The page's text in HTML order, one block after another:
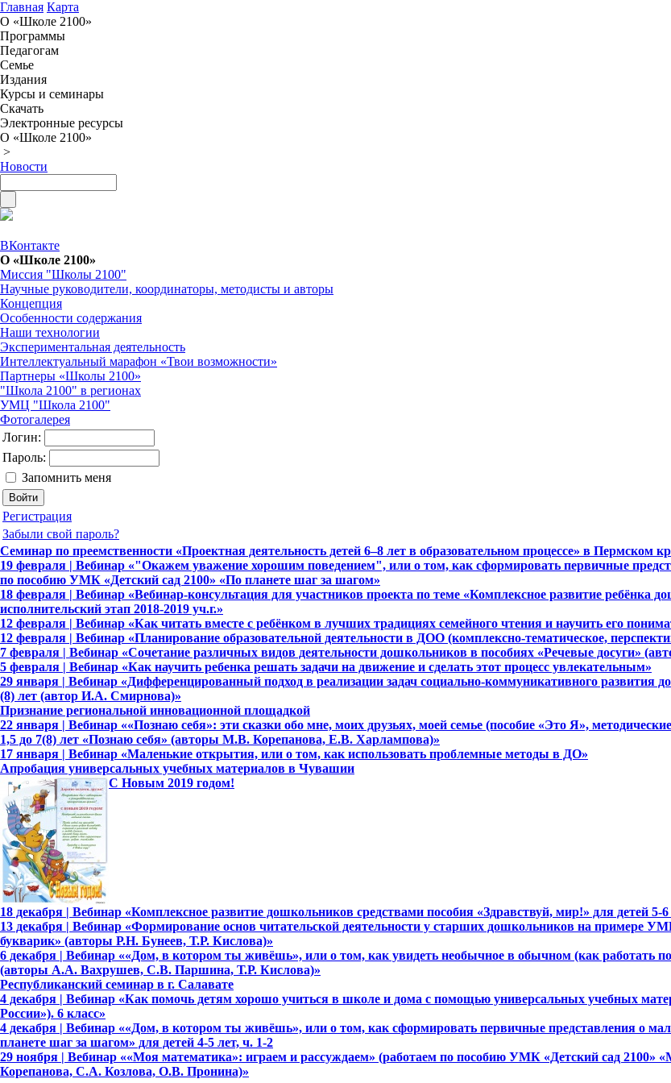
Главная Карта
О «Школе 2100»
Программы
Педагогам
Семье
Издания
Курсы и семинары
Скачать
Электронные ресурсы
О «Школе 2100»
>
Новости
ВКонтакте
О «Школе 2100»
Миссия "Школы 2100"
Научные руководители, координаторы, методисты и авторы
Концепция
Особенности содержания
Наши технологии
Экспериментальная деятельность
Интеллектуальный марафон «Твои возможности»
Партнеры «Школы 2100»
"Школа 2100" в регионах
УМЦ "Школа 2100"
Фотогалерея
Логин:
Пароль:
Запомнить меня
Регистрация
Забыли свой пароль?
Семинар по преемственности «Проектная деятельность детей 6–8 лет в образовательном процессе» в Пермском
19 февраля | Вебинар «"Окажем уважение хорошим поведением", или о том, как сформировать первичные
по пособию УМК «Детский сад 2100» «По планете шаг за шагом»
18 февраля | Вебинар «Вебинар-консультация для участников проекта по теме «Комплексное развитие
исполнительский этап 2018-2019 уч.г.»
12 февраля | Вебинар «Как читать вместе с ребёнком в лучших традициях семейного чтения и научить его
12 февраля | Вебинар «Планирование образовательной деятельности в ДОО (комплексно-тематическое,
7 февраля | Вебинар «Сочетание различных видов деятельности дошкольников в пособиях «Речевые досуги»
5 февраля | Вебинар «Как научить ребенка решать задачи на движение и сделать этот процесс увлекательным»
29 января | Вебинар «Дифференцированный подход в реализации задач социально-коммуникативного развития
(8) лет (автор И.А. Смирнова)»
Признание региональной инновационной площадкой
22 января | Вебинар ««Познаю себя»: эти сказки обо мне, моих друзьях, моей семье (пособие «Это Я»,
1,5 до 7(8) лет «Познаю себя» (авторы М.В. Корепанова, Е.В. Харлампова)»
17 января | Вебинар «Маленькие открытия, или о том, как использовать проблемные методы в ДО»
Апробация универсальных учебных материалов в Чувашии
С Новым 2019 годом!
18 декабря | Вебинар «Комплексное развитие дошкольников средствами пособия «Здравствуй, мир!» для детей
13 декабря | Вебинар «Формирование основ читательской деятельности у старших дошкольников на примере
букварик» (авторы Р.Н. Бунеев, Т.Р. Кислова)»
6 декабря | Вебинар ««Дом, в котором ты живёшь», или о том, как увидеть необычное в обычном (как работать
(авторы А.А. Вахрушев, С.В. Паршина, Т.Р. Кислова)»
Республиканский семинар в г. Салавате
4 декабря | Вебинар «Как помочь детям хорошо учиться в школе и дома с помощью универсальных учебных
России»). 6 класс»
4 декабря | Вебинар ««Дом, в котором ты живёшь», или о том, как сформировать первичные представления о
планете шаг за шагом» для детей 4-5 лет, ч. 1-2
29 ноября | Вебинар ««Моя математика»: играем и рассуждаем» (работаем по пособию УМК «Детский сад 2100»
Корепанова, С.А. Козлова, О.В. Пронина)»